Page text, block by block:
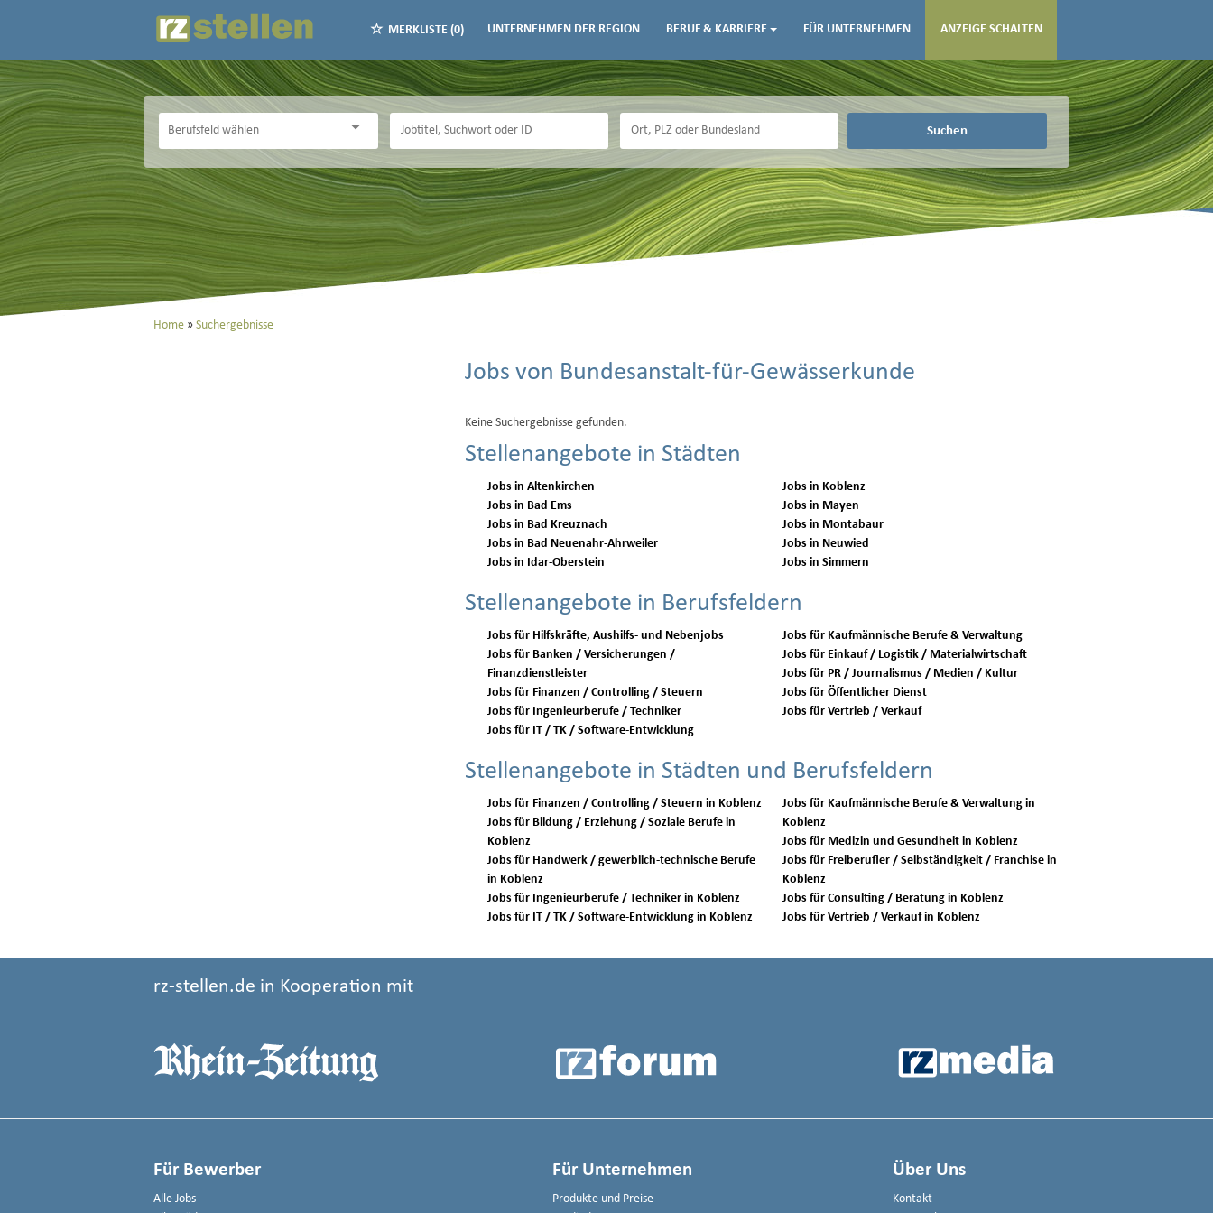
MERKLISTE (0) UNTERNEHMEN DER REGION BERUF & KARRIERE FÜR UNTERNEHMEN ANZEIGE SCHALTEN
Suchen
Home Suchergebnisse
Jobs von Bundesanstalt-für-Gewässerkunde
Keine Suchergebnisse gefunden.
Stellenangebote in Städten
Jobs in Altenkirchen
Jobs in Bad Ems
Jobs in Bad Kreuznach
Jobs in Bad Neuenahr-Ahrweiler
Jobs in Idar-Oberstein
Jobs in Koblenz
Jobs in Mayen
Jobs in Montabaur
Jobs in Neuwied
Jobs in Simmern
Stellenangebote in Berufsfeldern
Jobs für Hilfskräfte, Aushilfs- und Nebenjobs
Jobs für Banken / Versicherungen /
Finanzdienstleister
Jobs für Finanzen / Controlling / Steuern
Jobs für Ingenieurberufe / Techniker
Jobs für IT / TK / Software-Entwicklung
Jobs für Kaufmännische Berufe & Verwaltung
Jobs für Einkauf / Logistik / Materialwirtschaft
Jobs für PR / Journalismus / Medien / Kultur
Jobs für Öffentlicher Dienst
Jobs für Vertrieb / Verkauf
Stellenangebote in Städten und Berufsfeldern
Jobs für Finanzen / Controlling / Steuern in Koblenz
Jobs für Bildung / Erziehung / Soziale Berufe in
Koblenz
Jobs für Handwerk / gewerblich-technische Berufe
in Koblenz
Jobs für Ingenieurberufe / Techniker in Koblenz
Jobs für IT / TK / Software-Entwicklung in Koblenz
Jobs für Kaufmännische Berufe & Verwaltung in
Koblenz
Jobs für Medizin und Gesundheit in Koblenz
Jobs für Freiberufler / Selbständigkeit / Franchise in
Koblenz
Jobs für Consulting / Beratung in Koblenz
Jobs für Vertrieb / Verkauf in Koblenz
rz-stellen.de in Kooperation mit
Für Bewerber
Alle Jobs
Für Unternehmen
Produkte und Preise
Über Uns
Kontakt